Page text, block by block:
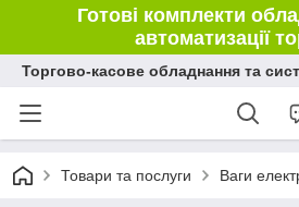
Готові комплекти
автоматизації
Торгово-касове обладнання та
Товари та послуги Ваги